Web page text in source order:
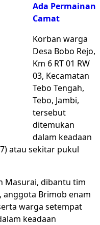
Ada Permainan
Camat
Korban warga
Desa Bobo Rejo,
Km 6 RT 01 RW
03, Kecamatan
Tebo Tengah,
Tebo, Jambi,
tersebut
ditemukan
dalam keadaan
atau sekitar pukul
Masurai, dibantu tim
anggota Brimob enam
warga setempat
keadaan